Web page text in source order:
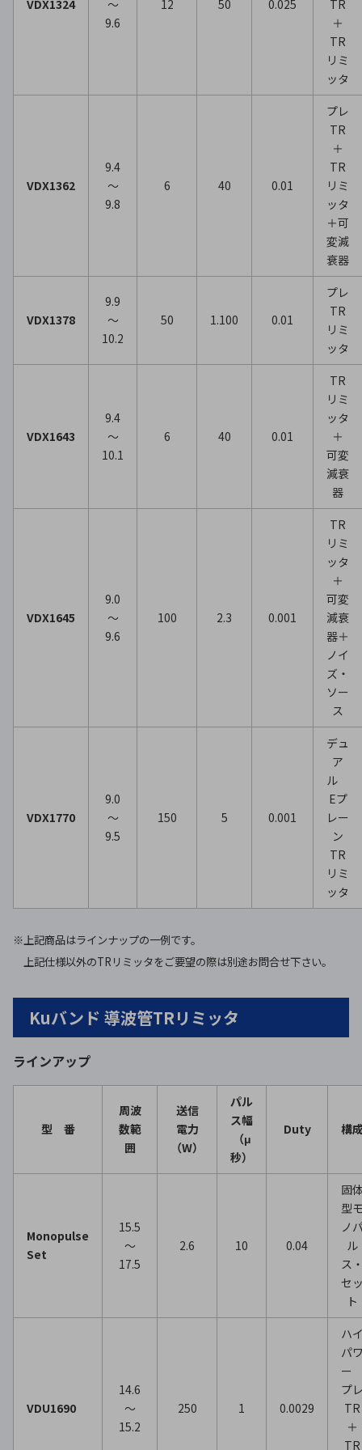
VDX1324
～
9.6
12 50 0.025
TR
＋
TR
リミ
ッタ
VDX1362
9.4
～
9.8
6 40 0.01
プレ
TR
＋
TR
リミ
ッタ
＋可
変減
衰器
VDX1378
9.9
～
10.2
50 1.100 0.01
プレ
TR
リミ
ッタ
VDX1643
9.4
～
10.1
6 40 0.01
TR
リミ
ッタ
＋
可変
減衰
器
VDX1645
9.0
～
9.6
100 2.3 0.001
TR
リミ
ッタ
＋
可変
減衰
器＋
ノイ
ズ・
ソー
ス
VDX1770
9.0
～
9.5
150 5 0.001
デュ
ア
ル
Eプ
レー
ン
TR
リミ
ッタ
※上記商品はラインナップの一例です。
上記仕様以外のTRリミッタをご要望の際は別途お問合せ下さい。
Kuバンド 導波管TRリミッタ
ラインアップ
型 番
周波
数範
囲
送信
電力
（W）
パル
ス幅
（μ
秒）
Duty 構
Monopulse
Set
15.5
～
17.5
2.6 10 0.04
固
型
ノ
ル
ス
セ
ト
VDU1690
14.6
～
15.2
250 1 0.0029
ハ
パ
プ
TR
＋
TR